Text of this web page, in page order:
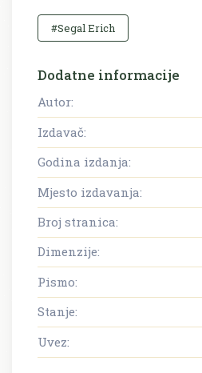
#Segal Erich
Dodatne informacije
Autor:
Izdavač:
Godina izdanja:
Mjesto izdavanja:
Broj stranica:
Dimenzije:
Pismo:
Stanje:
Uvez: